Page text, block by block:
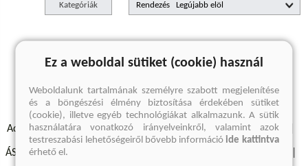
Kategóriák Rendezés
A keresett kifejezésre nincs találat
Adatvédelmi szabályzatok Elállási felmondási nyilatkozat
ÁSZF - Vásárlási feltételek
Ez a weboldal sütiket (cookie) használ
Weboldalunk tartalmának személyre szabott megjelenítése
és a böngészési élmény biztosítása érdekében sütiket
(cookie), illetve egyéb technológiákat alkalmazunk. A sütik
használatára vonatkozó irányelveinkről, valamint azok
testreszabási lehetőségeiről bővebb információide kattintva
érhető el.